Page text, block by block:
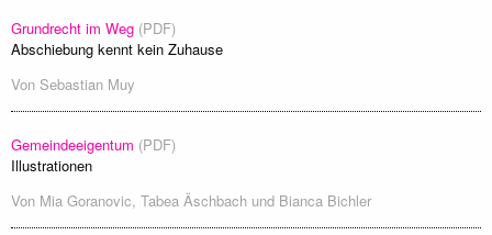
Grundrecht im Weg (PDF)
Abschiebung kennt kein Zuhause
Von Sebastian Muy
Gemeindeeigentum (PDF)
Illustrationen
Von Mia Goranovic, Tabea Äschbach und Bianca Bichler